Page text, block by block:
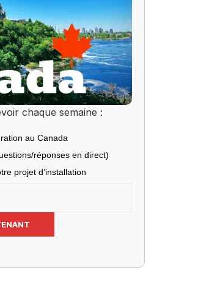
chaque semaine :
au Canada
réponses en direct)
projet d’installation